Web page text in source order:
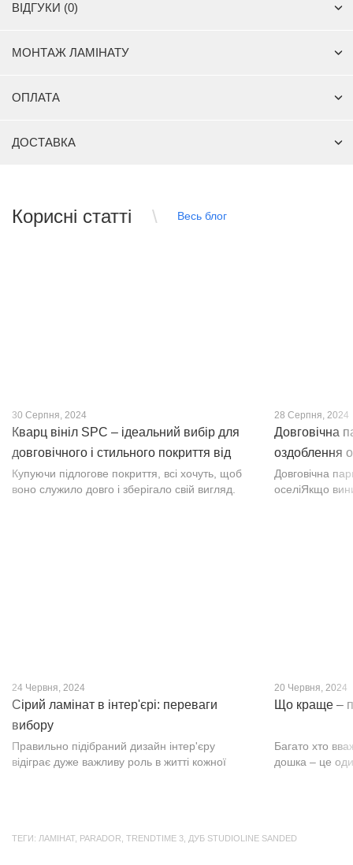
ВІДГУКИ (0)
МОНТАЖ ЛАМІНАТУ
ОПЛАТА
ДОСТАВКА
Корисні статті Весь блог
30 Серпня, 2024
Кварц вініл SPC – ідеальний вибір для
довговічного і стильного покриття від
PROFLOOR
Купуючи підлогове покриття, всі хочуть, щоб
воно служило довго і зберігало свій вигляд.
28 Серпня, 2024
Довговічна
оздоблення
Довговічна
оселіЯкщо
24 Червня, 2024
Сірий ламінат в інтер'єрі: переваги
вибору
Правильно підібраний дизайн інтер'єру
відіграє дуже важливу роль в житті кожної
20 Червня, 2024
Що краще –
Багато хто
дошка – це
ТЕГИ: ЛАМІНАТ, PARADOR TRENDTIME 3 ДУБ STUDIOLINE SANDED